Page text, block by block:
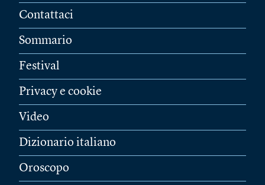
Contattaci
Sommario
Festival
Privacy e cookie
Video
Dizionario italiano
Oroscopo